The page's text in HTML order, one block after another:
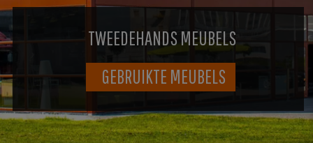
TWEEDEHANDS MEUBELS
GEBRUIKTE MEUBELS